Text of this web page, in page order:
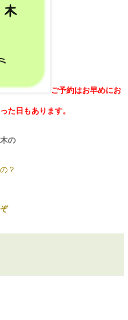
ご予約はお早めにお
た日もあります。
の
？